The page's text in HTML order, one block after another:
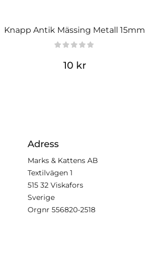
Knapp Antik Mässing Metall 15mm
10 kr
Adress
Marks & Kattens AB
Textilvägen 1
515 32 Viskafors
Sverige
Orgnr 556820-2518